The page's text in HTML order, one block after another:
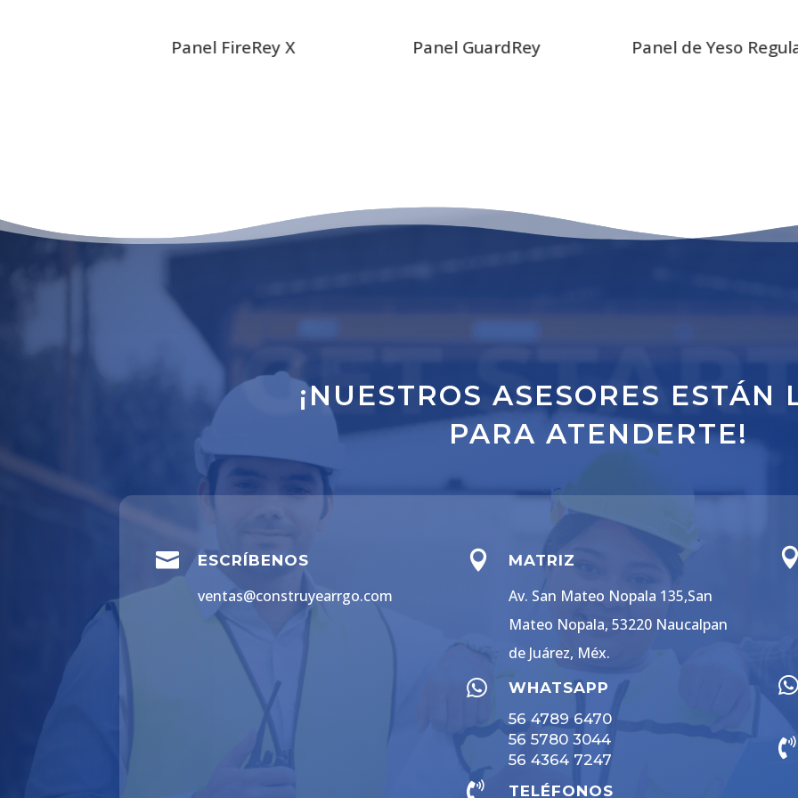
Panel FireRey X Panel GuardRey Panel de Yeso
GET
¡NUESTROS ASESORES ESTÁN
PARA ATENDERTE!
 ESCRÍBENOS
ventas@construyearrgo.com
 MATRIZ
Av. San Mateo Nopala 135,San
Mateo Nopala, 53220 Naucalpan
de Juárez, Méx.

WHATSAPP
56 4789 6470
56 5780 3044
56 4364 7247
 TELÉFONOS


